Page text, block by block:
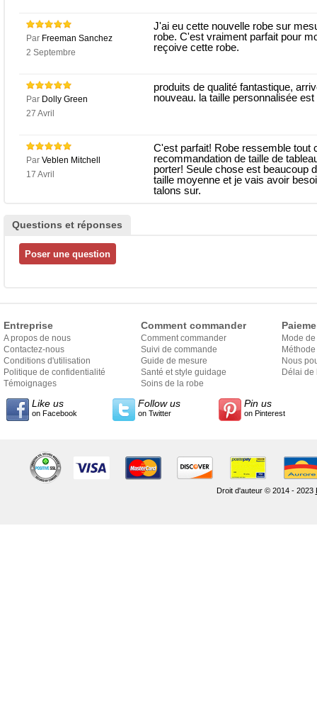
Par Freeman Sanchez
2 Septembre
J'ai eu cette nouvelle robe sur
robe. C'est vraiment parfait pour
reçoive cette robe.
Par Dolly Green
27 Avril
produits de qualité fantastique,
nouveau. la taille personnalisée
Par Veblen Mitchell
17 Avril
C'est parfait! Robe ressemble tout
recommandation de taille de
porter! Seule chose est beaucoup
taille moyenne et je vais avoir
talons sur.
Questions et réponses
Entreprise
A propos de nous
Contactez-nous
Conditions d'utilisation
Politique de confidentialité
Témoignages
Comment commander
Comment commander
Suivi de commande
Guide de mesure
Santé et style guidage
Soins de la robe
Mode
Nous
Délai de
Like us
on Facebook
Follow us
on Twitter
Pin us
on Pinterest
Droit d'auteur © 2014 - 2023